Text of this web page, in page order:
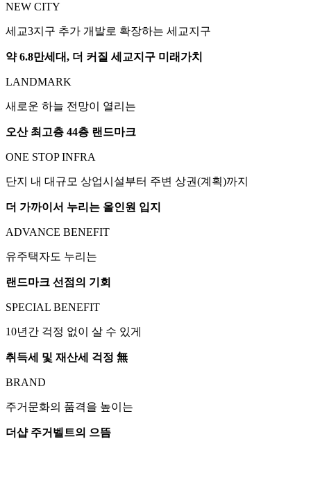
NEW CITY
세교3지구 추가 개발로 확장하는 세교지구
약 6.8만세대, 더 커질 세교지구 미래가치
LANDMARK
새로운 하늘 전망이 열리는
오산 최고층 44층 랜드마크
ONE STOP INFRA
단지 내 대규모 상업시설부터 주변 상권(계획)까지
더 가까이서 누리는 올인원 입지
ADVANCE BENEFIT
유주택자도 누리는
랜드마크 선점의 기회
SPECIAL BENEFIT
10년간 걱정 없이 살 수 있게
취득세 및 재산세 걱정 無
BRAND
주거문화의 품격을 높이는
더샵 주거벨트의 으뜸